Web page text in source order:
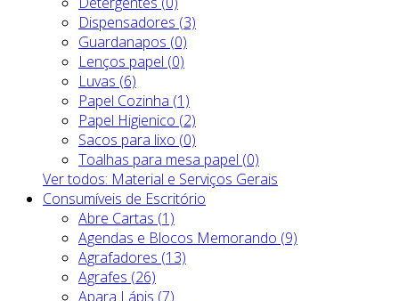
Dispensadores (3)
Guardanapos (0)
Lenços papel (0)
Luvas (6)
Papel Cozinha (1)
Papel Higienico (2)
Sacos para lixo (0)
Toalhas para mesa papel (0)
Ver todos: Material e Serviços Gerais
Consumíveis de Escritório
Abre Cartas (1)
Agendas e Blocos Memorando (9)
Agrafadores (13)
Agrafes (26)
Apara Lápis (7)